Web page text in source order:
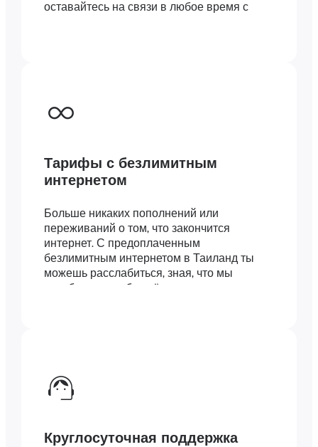
оставайтесь на связи в любое время с
Тарифы с безлимитным
интернетом
Больше никаких пополнений или
переживаний о том, что закончится
интернет. С предоплаченным
безлимитным интернетом в Таиланд ты
можешь расслабиться, зная, что мы
позаботились обо всём.
Круглосуточная поддержка